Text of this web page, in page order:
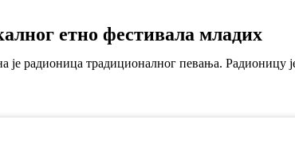
етно фестивала младих
радионица традиционалног певања. Радионицу